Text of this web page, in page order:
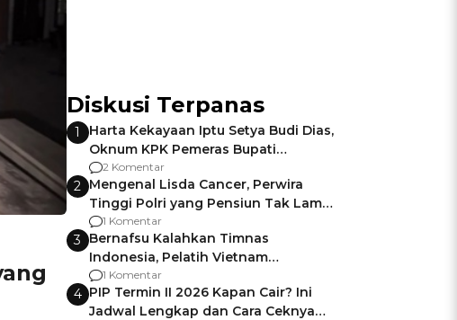
Diskusi Terpanas
1
Harta Kekayaan Iptu Setya Budi Dias,
Oknum KPK Pemeras Bupati
Pemalang
2 Komentar
2 Mengenal Lisda Cancer, Perwira
Tinggi Polri yang Pensiun Tak Lama
Usai Jadi Brigjen
1 Komentar
3 Bernafsu Kalahkan Timnas
Indonesia, Pelatih Vietnam
Berencana Pakai Jimat di Pakansari
1 Komentar
4 PIP Termin II 2026 Kapan Cair? Ini
Jadwal Lengkap dan Cara Ceknya